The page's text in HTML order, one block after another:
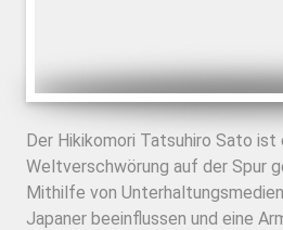
Der Hikikomori Tatsuhiro Sato ist
Weltverschwörung auf der Spur
Mithilfe von
Japaner beeinflussen und eine